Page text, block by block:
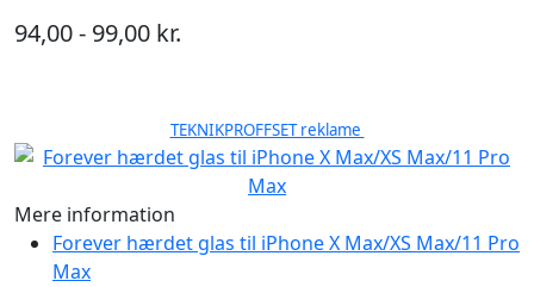
94,00 - 99,00 kr.
TEKNIKPROFFSET reklame
Mere information
Forever hærdet glas til iPhone X Max/XS Max/11 Pro
Max